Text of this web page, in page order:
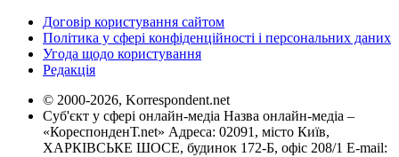
Договір користування сайтом
Політика у сфері конфіденційності і персональних даних
Угода щодо користування
Редакція
© 2000-2026, Korrespondent.net
Суб'єкт у сфері онлайн-медіа Назва онлайн-медіа –
«КореспонденТ.net» Адреса: 02091, місто Київ,
ХАРКІВСЬКЕ ШОСЕ, будинок 172-Б, офіс 208/1 E-mail: